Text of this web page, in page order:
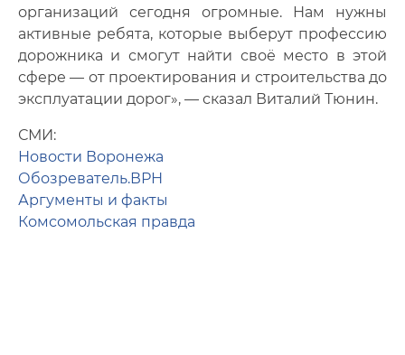
организаций сегодня огромные. Нам нужны
активные ребята, которые выберут профессию
дорожника и смогут найти своё место в этой
сфере — от проектирования и строительства до
эксплуатации дорог», — сказал Виталий Тюнин.
СМИ:
Новости Воронежа
Обозреватель.ВРН
Аргументы и факты
Комсомольская правда